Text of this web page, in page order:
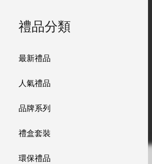
禮品分類
最新禮品
人氣禮品
品牌系列
禮盒套裝
環保禮品